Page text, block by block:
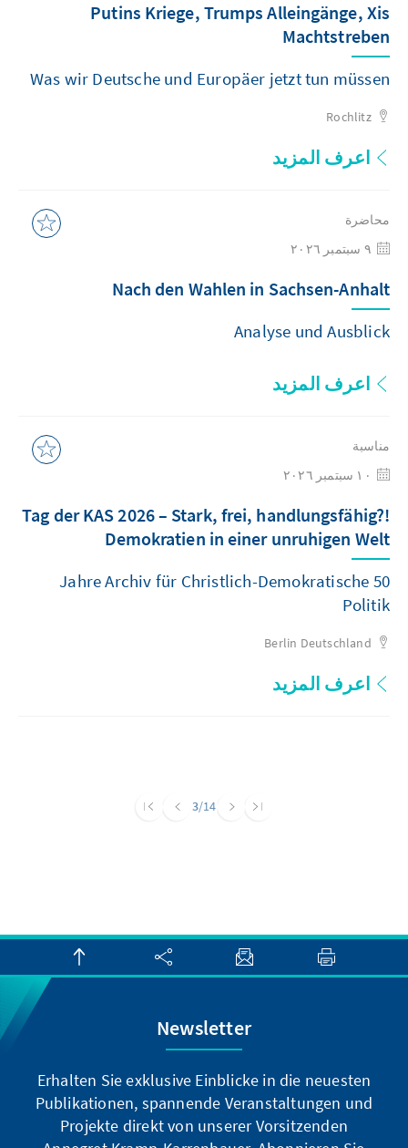
Putins Kriege, Trumps Alleingänge, Xis
Machtstreben
Was wir Deutsche und Europäer jetzt tun müssen
Rochlitz
اعرف المزيد
محاضرة
Nach den Wahlen in Sachsen-Anhalt
Analyse und Ausblick
اعرف المزيد
مناسبة
Tag der KAS 2026 – Stark, frei, handlungsfähig?!
Demokratien in einer unruhigen Welt
50 Jahre Archiv für Christlich-Demokratische
Politik
Berlin Deutschland
اعرف المزيد
3/14
Newsletter
Erhalten Sie exklusive Einblicke in die neuesten
Publikationen, spannende Veranstaltungen und
Projekte direkt von unserer Vorsitzenden